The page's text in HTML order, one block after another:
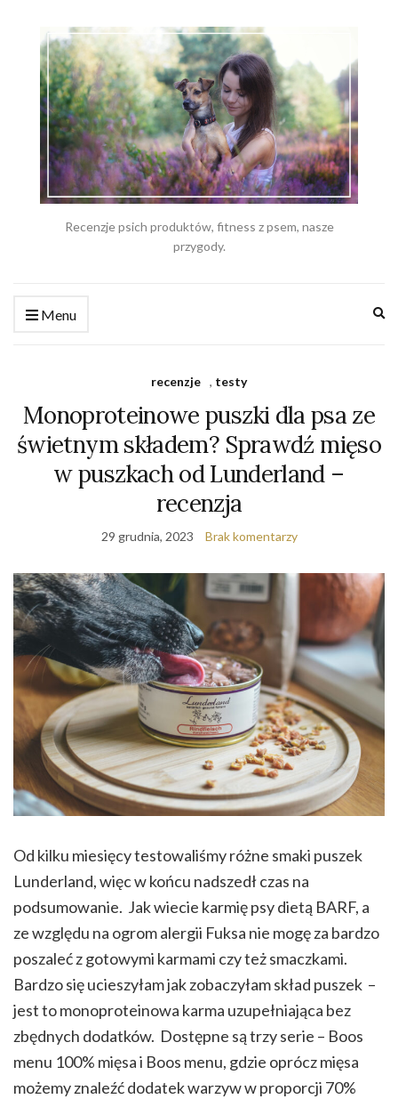
Recenzje psich produktów, fitness z psem, nasze
przygody.
Menu
recenzje , testy
Monoproteinowe puszki dla psa ze
świetnym składem? Sprawdź mięso
w puszkach od Lunderland –
recenzja
29 grudnia, 2023 Brak komentarzy
Od kilku miesięcy testowaliśmy różne smaki puszek
Lunderland, więc w końcu nadszedł czas na
podsumowanie. Jak wiecie karmię psy dietą BARF, a
ze względu na ogrom alergii Fuksa nie mogę za bardzo
poszaleć z gotowymi karmami czy też smaczkami.
Bardzo się ucieszyłam jak zobaczyłam skład puszek –
jest to monoproteinowa karma uzupełniająca bez
zbędnych dodatków. Dostępne są trzy serie – Boos
menu 100% mięsa i Boos menu, gdzie oprócz mięsa
możemy znaleźć dodatek warzyw w proporcji 70%